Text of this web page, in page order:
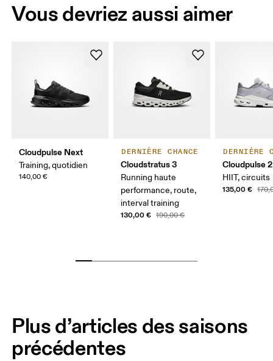
Vous devriez aussi aimer
Cloudpulse Next
Training, quotidien
140,00 €
DERNIÈRE CHANCE
Cloudstratus 3
Running haute
performance, route,
interval training
130,00 € 190,00 €
DERNIÈRE
Cloudpulse 2
HIIT, circuits
135,00 €
Plus d’articles des saisons
précédentes